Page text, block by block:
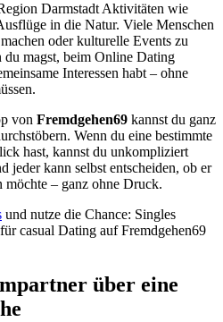
Darmstadt Aktivitäten wie
in die Natur. Viele Menschen
oder kulturelle Events zu
du magst, beim Online Dating
Interessen habt – ohne
von Fremdgehen69 kannst du ganz
Wenn du eine bestimmte
hast, kannst du unkompliziert
jeder kann selbst entscheiden, ob er
möchte – ganz ohne Druck.
und nutze die Chance: Singles
casual Dating auf Fremdgehen69
über eine